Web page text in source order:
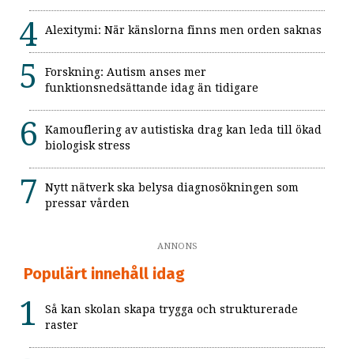
Alexitymi: När känslorna finns men orden saknas
Forskning: Autism anses mer
funktionsnedsättande idag än tidigare
Kamouflering av autistiska drag kan leda till ökad
biologisk stress
Nytt nätverk ska belysa diagnosökningen som
pressar vården
ANNONS
Populärt innehåll idag
Så kan skolan skapa trygga och strukturerade
raster